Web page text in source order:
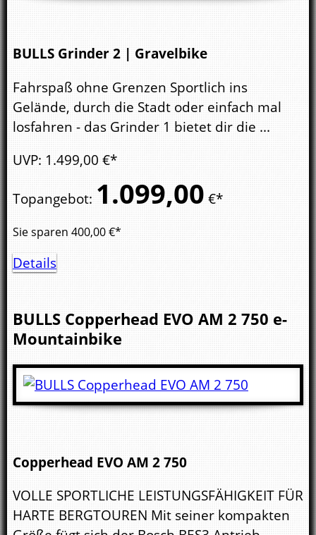
BULLS Grinder 2 | Gravelbike
Fahrspaß ohne Grenzen Sportlich ins
Gelände, durch die Stadt oder einfach mal
losfahren - das Grinder 1 bietet dir die ...
UVP: 1.499,00 €*
Topangebot: 1.099,00 €*
Sie sparen 400,00€*
Details
BULLS Copperhead EVO AM 2 750 e-
Mountainbike
Copperhead EVO AM 2 750
VOLLE SPORTLICHE LEISTUNGSFÄHIGKEIT FÜR
HARTE BERGTOUREN Mit seiner kompakten